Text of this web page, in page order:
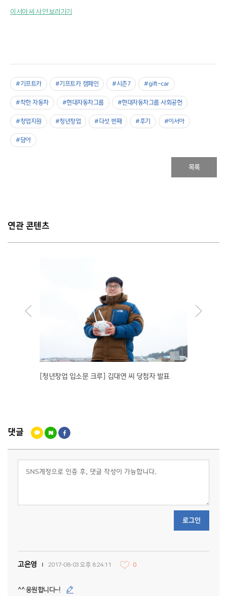
이서아 씨 사연 보러가기
#기프트카 #기프트카 캠페인 #시즌7 #gift-car
#착한 자동차 #현대자동차그룹 #현대자동차그룹 사회공헌
#창업지원 #청년창업 #다섯 번째 #후기 #이서아
#담아
목록
연관 콘텐츠
[청년창업 입소문 크루] 김대연 씨 당첨자 발표
댓글
로그인
고은영 2017-08-03 오후 8:24:11 0
^^ 응원합니다~!